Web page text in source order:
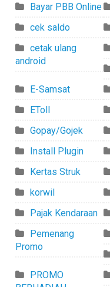
Bayar PBB Online
cek saldo
cetak ulang
android
E-Samsat
EToll
Gopay/Gojek
Install Plugin
Kertas Struk
korwil
Pajak Kendaraan
Pemenang
Promo
PROMO